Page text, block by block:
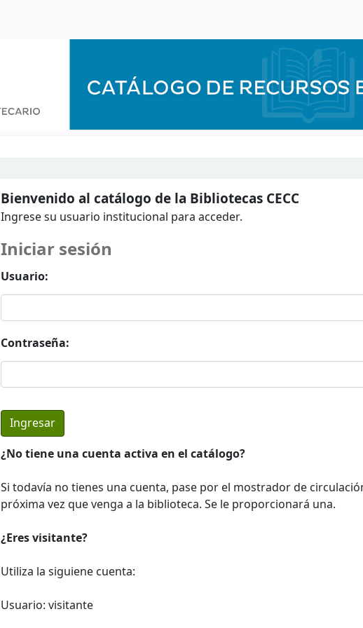
Bienvenido al catálogo de la Bibliotecas CECC
Ingrese su usuario institucional para acceder.
Iniciar sesión
Usuario:
Contraseña:
¿No tiene una cuenta activa en el catálogo?
Si todavía no tienes una cuenta, pase por el mostrador de
próxima vez que venga a la biblioteca. Se le proporcionará una.
¿Eres visitante?
Utiliza la siguiene cuenta:
Usuario: visitante